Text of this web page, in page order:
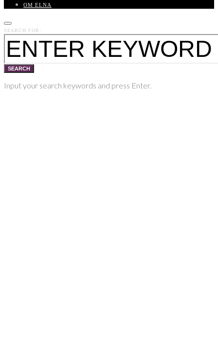
OM ELNA
SEARCH FOR:
SEARCH
Input your search keywords and press Enter.